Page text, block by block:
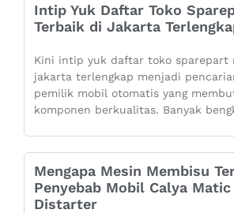
Intip Yuk Daftar Toko
Terbaik di Jakarta
Kini intip yuk daftar toko sparepart
jakarta terlengkap menjadi
pemilik mobil otomatis yang
komponen berkualitas. Banyak
Mengapa Mesin Membisu
Penyebab Mobil Calya
Distarter